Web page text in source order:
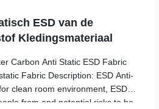
ESD van de
Kledingsmateriaal
Carbon Anti Static ESD Fabric
Fabric Description: ESD Anti-
clean room environment, ESD
from and potential risks to be